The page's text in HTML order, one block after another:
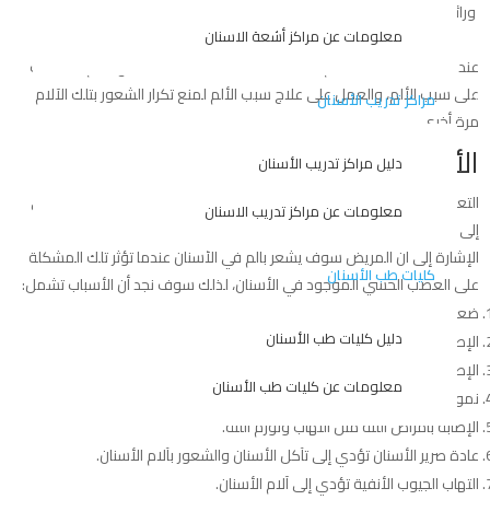
معلومات عن مراكز أشعة الاسنان
مراكز تدريب الأسنان
دليل مراكز تدريب الأسنان
معلومات عن مراكز تدريب الاسنان
كليات طب الأسنان
دليل كليات طب الأسنان
معلومات عن كليات طب الأسنان
ورائحة فم كريهة.
عند البحث عن مسكن لالم الاسنان الشديد يجب أولًا تحديد نوع الألم، والتعرف
على سبب الألم، والعمل على علاج سبب الألم لمنع تكرار الشعور بتلك الآلام
مرة أخرى .
الأسباب التي تؤدي إلى آلام الأسنان
التعرف على الأسباب مهم للغاية، وعامة توجد العديد من الأسباب التي تؤدي
إلى الشعور بآلام الأسنان الشديدة، ولكن قبل البدء في ذكر الأسباب تجدر
الإشارة إلى أن المريض سوف يشعر بألم في الأسنان عندما تؤثر تلك المشكلة
على العصب الحسي الموجود في الأسنان، لذلك سوف نجد أن الأسباب تشمل:
ضعف الأسنان وتشققها.
الإصابة بالتهاب الأسنان أو تكون الخراج.
الإصابة
نمو أسنان جديدة.
الإصابة بأمراض اللثة مثل التهاب وتورم اللثة.
عادة صرير الأسنان تؤدي إلى تآكل الأسنان والشعور بآلام الأسنان.
التهاب الجيوب الأنفية تؤدي إلى آلام الأسنان.